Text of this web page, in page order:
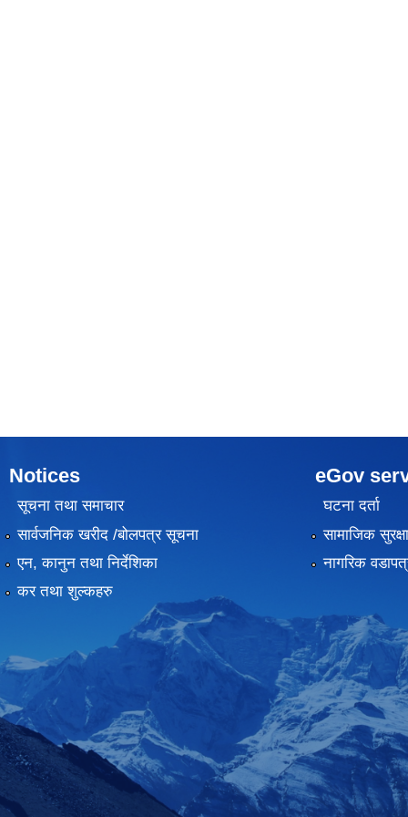
Notices
सूचना तथा समाचार
सार्वजनिक खरीद /बोलपत्र सूचना
एन, कानुन तथा निर्देशिका
कर तथा शुल्कहरु
eGov
घटना दर्ता
सामाजिक सुरक्षा
नागरिक